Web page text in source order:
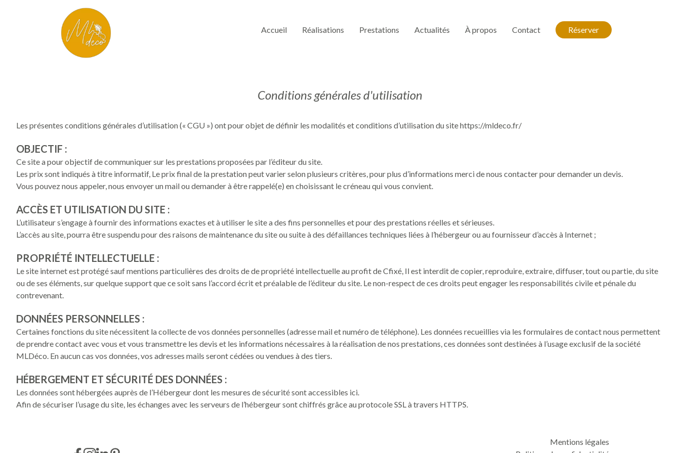
Accueil Réalisations Prestations Actualités À propos Contact Réserver
Conditions générales d'utilisation
Les présentes conditions générales d’utilisation (« CGU ») ont pour objet de définir les modalités et conditions d’utilisation du sitehttps://mldeco.fr/
OBJECTIF :
Ce site a pour objectif de communiquer sur les prestations proposées par l’éditeur du site.
Les prix sont indiqués à titre informatif, Le prix final de la prestation peut varier selon plusieurs critères, pour plus d’informations merci de nous contacter pour demander un devis.
Vous pouvez nous appeler, nous envoyer un mail ou demander à être rappelé(e) en choisissant le créneau qui vous convient.
ACCÈS ET UTILISATION DU SITE :
L’utilisateur s’engage à fournir des informations exactes et à utiliser le site a des fins personnelles et pour des prestations réelles et sérieuses.
L’accès au site, pourra être suspendu pour des raisons de maintenance du site ou suite à des défaillances techniques liées à l’hébergeur ou au fournisseur d’accès à Internet ;
PROPRIÉTÉ INTELLECTUELLE :
Le site internet est protégé sauf mentions particulières des droits de de propriété intellectuelle au profit de Cfixé, Il est interdit de copier, reproduire, extraire, diffuser, tout ou partie, du site
ou de ses éléments, sur quelque support que ce soit sans l’accord écrit et préalable de l’éditeur du site. Le non-respect de ces droits peut engager les responsabilités civile et pénale du
contrevenant.
DONNÉES PERSONNELLES :
Certaines fonctions du site nécessitent la collecte de vos données personnelles (adresse mail et numéro de téléphone). Les données recueillies via les formulaires de contact nous permettent
de prendre contact avec vous et vous transmettre les devis et les informations nécessaires à la réalisation de nos prestations, ces données sont destinées à l’usage exclusif de la société
MLDéco. En aucun cas vos données, vos adresses mails seront cédées ou vendues à des tiers.
HÉBERGEMENT ET SÉCURITÉ DES DONNÉES :
Les données sont hébergées auprès de l’Hébergeur dont les mesures de sécurité sont accessibles ici.
Afin de sécuriser l’usage du site, les échanges avec les serveurs de l’hébergeur sont chiffrés grâce au protocole SSL à travers HTTPS.
Mentions légales